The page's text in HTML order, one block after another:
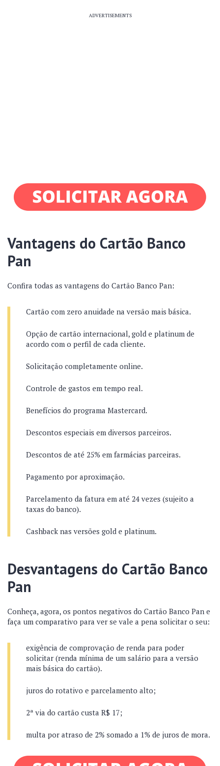
ADVERTISEMENTS
Vantagens do Cartão Banco
Pan
Confira todas as vantagens do Cartão Banco Pan:
Cartão com zero anuidade na versão mais básica.
Opção de cartão internacional, gold e platinum de
acordo com o perfil de cada cliente.
Solicitação completamente online.
Controle de gastos em tempo real.
Benefícios do programa Mastercard.
Descontos especiais em diversos parceiros.
Descontos de até 25% em farmácias parceiras.
Pagamento por aproximação.
Parcelamento da fatura em até 24 vezes (sujeito a
taxas do banco).
Cashback nas versões gold e platinum.
Desvantagens do Cartão Banco
Pan
Conheça, agora, os pontos negativos do Cartão Banco Pan e
faça um comparativo para ver se vale a pena solicitar o seu:
exigência de comprovação de renda para poder
solicitar (renda mínima de um salário para a versão
mais básica do cartão).
juros do rotativo e parcelamento alto;
2ª via do cartão custa R$ 17;
multa por atraso de 2% somado a 1% de juros de mora.